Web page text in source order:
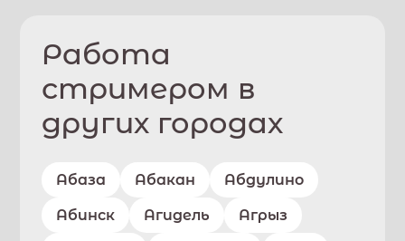
Работа
стримером в
других городах
Абаза Абакан Абдулино
Абинск Агидель Агрыз